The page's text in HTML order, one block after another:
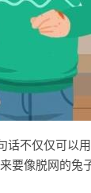
话不仅仅可以
要像脱网的